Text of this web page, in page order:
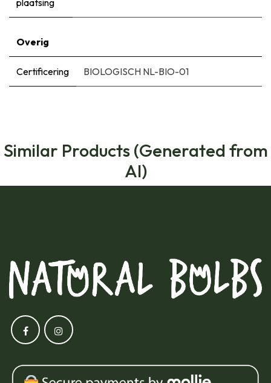
Overig
Certificering BIOLOGISCH NL-BIO-01
Similar Products (Generated from
AI)